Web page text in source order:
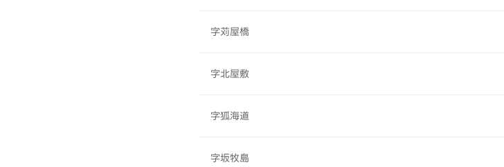
字苅屋橋
字北屋敷
字狐海道
字坂牧島